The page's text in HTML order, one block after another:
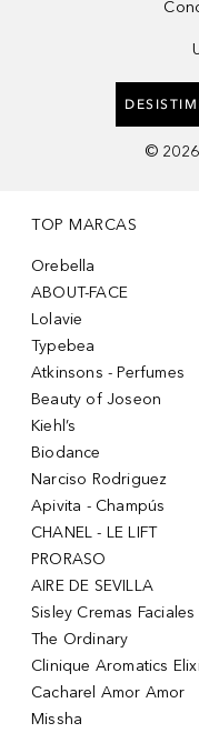
© 2026
TOP MARCAS
Orebella
ABOUT-FACE
Lolavie
Typebea
Atkinsons - Perfumes
Beauty of Joseon
Kiehl’s
Biodance
Narciso Rodriguez
Apivita - Champús
CHANEL - LE LIFT
PRORASO
AIRE DE SEVILLA
Sisley Cremas Faciales
The Ordinary
Clinique Aromatics
Cacharel Amor Amor
Missha